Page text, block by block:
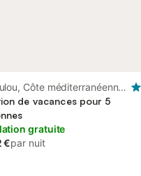
Côte méditerranéenne
de vacances pour 5
gratuite
€par nuit